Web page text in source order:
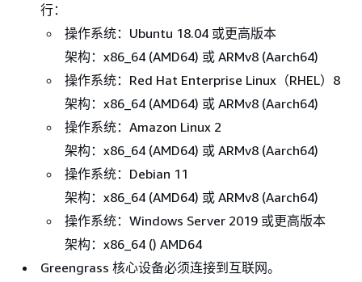
行：
操作系统：Ubuntu 18.04 或更高版本
架构：x86_64 (AMD64) 或 ARMv8 (Aarch64)
操作系统：Red Hat Enterprise Linux（RHEL）8
架构：x86_64 (AMD64) 或 ARMv8 (Aarch64)
操作系统：Amazon Linux 2
架构：x86_64 (AMD64) 或 ARMv8 (Aarch64)
操作系统：Debian 11
架构：x86_64 (AMD64) 或 ARMv8 (Aarch64)
操作系统：Windows Server 2019 或更高版本
架构：x86_64 () AMD64
Greengrass 核心设备必须连接到互联网。